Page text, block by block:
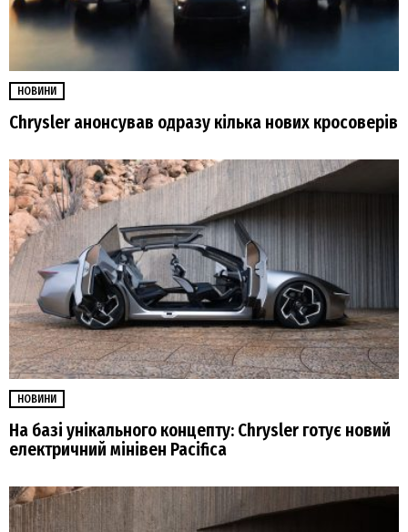
НОВИНИ
Chrysler анонсував одразу кілька нових кросоверів
НОВИНИ
На базі унікального концепту: Chrysler готує новий
електричний мінівен Pacifica